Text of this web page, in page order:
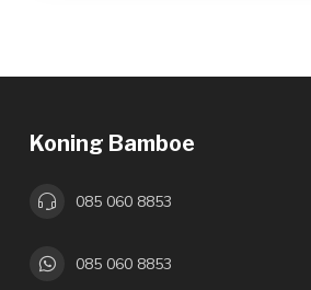
Koning Bamboe
085 060 8853
085 060 8853